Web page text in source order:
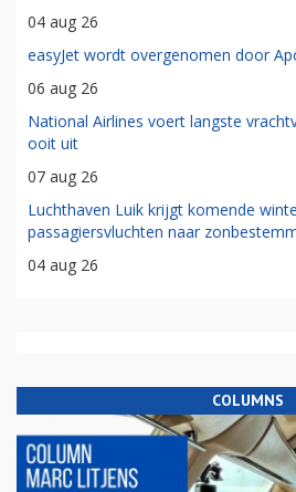
04 aug 26
easyJet wordt overgenomen door
06 aug 26
National Airlines voert langste
ooit uit
07 aug 26
Luchthaven Luik krijgt komende
passagiersvluchten naar
04 aug 26
COLUMNS